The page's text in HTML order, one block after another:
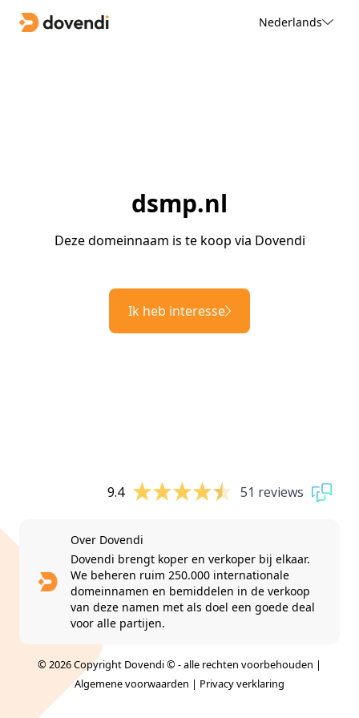
Nederlands
dsmp.nl
Deze domeinnaam is te koop via Dovendi
Ik heb interesse
9.4 51 reviews
Over Dovendi
Dovendi brengt koper en verkoper bij elkaar.
We beheren ruim 250.000 internationale
domeinnamen en bemiddelen in de verkoop
van deze namen met als doel een goede deal
voor alle partijen.
© 2026 Copyright Dovendi © - alle rechten voorbehouden |
Algemene voorwaarden | Privacy verklaring